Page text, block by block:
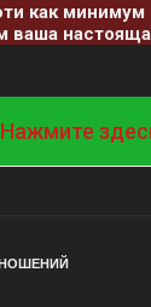
как минимум
ваша
Нажмите